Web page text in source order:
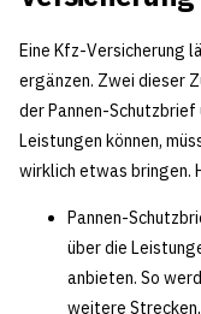
Eine Kfz-Versicherung
ergänzen. Zwei dieser
der Pannen-
Leistungen können,
wirklich etwas bringen.
Pannen-
über die
anbieten. So
weitere